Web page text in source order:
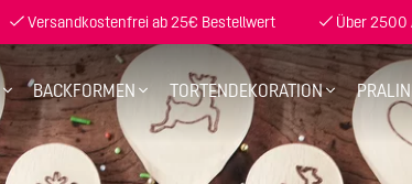
Versandkostenfrei ab 25€ Bestellwert Über 2500
BACKFORMEN TORTENDEKORATION